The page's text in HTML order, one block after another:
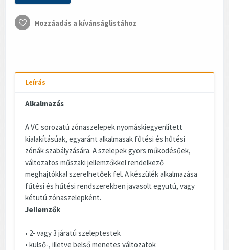
Hozzáadás a kívánságlistához
Leírás
Alkalmazás
A VC sorozatú zónaszelepek nyomáskiegyenlített
kialakításúak, egyaránt alkalmasak fűtési és hűtési
zónák szabályzására. A szelepek gyors működésűek,
változatos műszaki jellemzőkkel rendelkező
meghajtókkal szerelhetőek fel. A készülék alkalmazása
fűtési és hűtési rendszerekben javasolt egyutú, vagy
kétutú zónaszelepként.
Jellemzők
• 2- vagy 3 járatú szeleptestek
• külső-, illetve belső menetes változatok